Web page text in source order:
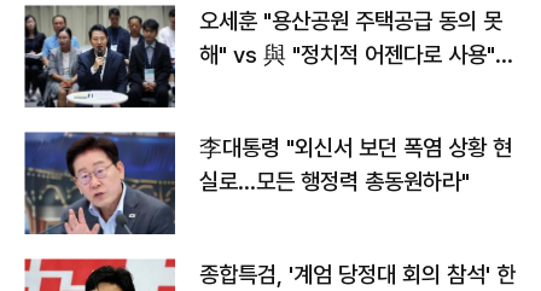
오세훈 "용산공원 주택공급 동의 못
해" vs 與 "정치적 어젠다로 사용"
李대통령 "외신서 보던 폭염 상황 현
실로…모든 행정력 총동원하라"
종합특검, '계엄 당정대 회의 참석' 한